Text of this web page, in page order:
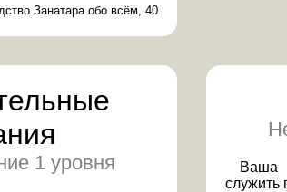
Занатара обо всём, 40
1 уровня
Ваша
служить